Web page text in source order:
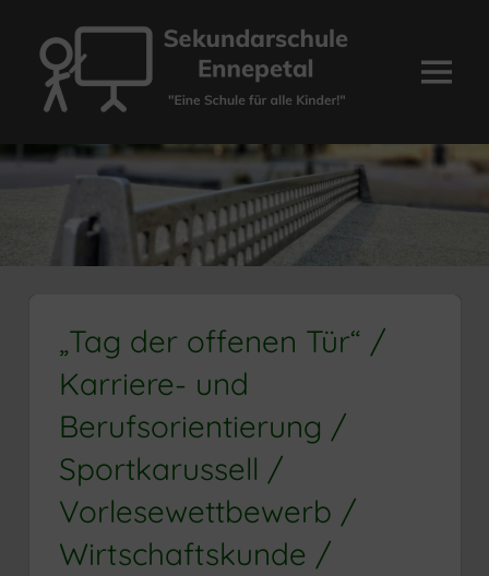
Inhalt
springen
Sekundarschule
Ennepetal
Menü
„Tag der offenen Tür“ /
Karriere- und
Berufsorientierung /
Sportkarussell /
Vorlesewettbewerb /
Wirtschaftskunde /